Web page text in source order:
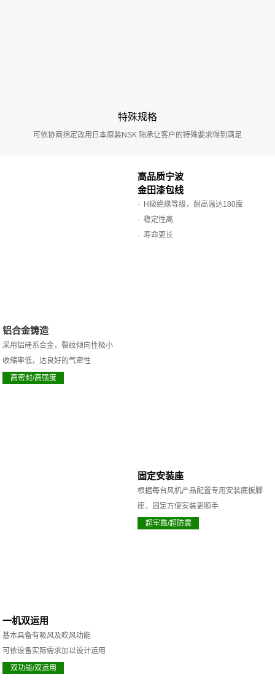
特殊规格
可依协商指定改用日本原装NSK 轴承让客户的特殊要求得到满足
高品质宁波
金田漆包线
· H级绝缘等级，耐高温达180度
· 稳定性高
· 寿命更长
铝合金铸造
采用铝硅系合金，裂纹倾向性极小
收缩率低，达良好的气密性
高密封/高强度
固定安装座
根据每台风机产品配置专用安装底板脚
座，固定方便安装更顺手
超牢靠/超防震
一机双运用
基本具备有吸风及吹风功能
可依设备实际需求加以设计运用
双功能/双运用